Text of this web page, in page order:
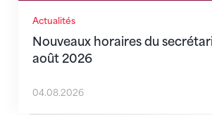
Actualités
Nouveaux horaires du
août 2026
04.08.2026